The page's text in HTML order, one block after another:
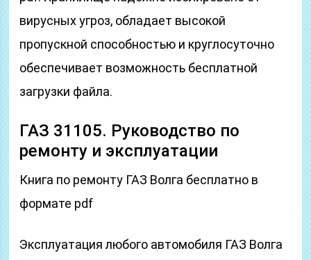
вирусных угроз, обладает высокой
пропускной способностью и круглосуточно
обеспечивает возможность бесплатной
загрузки файла.
ГАЗ 31105. Руководство по
ремонту и эксплуатации
Книга по ремонту ГАЗ Волга бесплатно в
формате pdf
Эксплуатация любого автомобиля ГАЗ Волга